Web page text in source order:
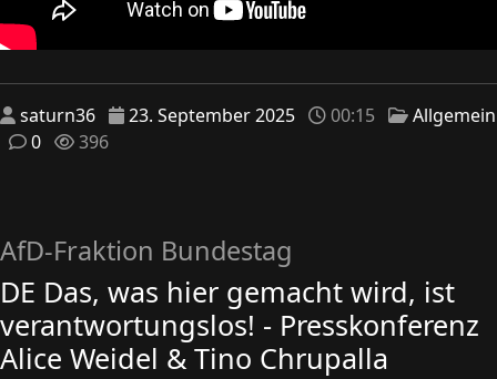
saturn36 23. September 2025 00:15
Allgemein
0
396
AfD-Fraktion Bundestag
DE Das, was hier gemacht wird, ist
verantwortungslos! - Presskonferenz
Alice Weidel & Tino Chrupalla